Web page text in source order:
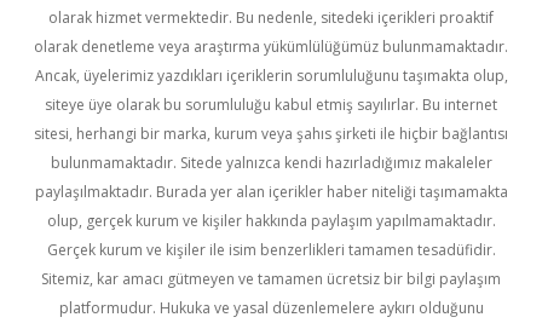
olarak hizmet vermektedir. Bu nedenle, sitedeki içerikleri proaktif
olarak denetleme veya araştırma yükümlülüğümüz bulunmamaktadır.
Ancak, üyelerimiz yazdıkları içeriklerin sorumluluğunu taşımakta olup,
siteye üye olarak bu sorumluluğu kabul etmiş sayılırlar. Bu internet
sitesi, herhangi bir marka, kurum veya şahıs şirketi ile hiçbir bağlantısı
bulunmamaktadır. Sitede yalnızca kendi hazırladığımız makaleler
paylaşılmaktadır. Burada yer alan içerikler haber niteliği taşımamakta
olup, gerçek kurum ve kişiler hakkında paylaşım yapılmamaktadır.
Gerçek kurum ve kişiler ile isim benzerlikleri tamamen tesadüfidir.
Sitemiz, kar amacı gütmeyen ve tamamen ücretsiz bir bilgi paylaşım
platformudur. Hukuka ve yasal düzenlemelere aykırı olduğunu